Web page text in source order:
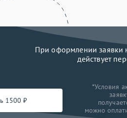
При оформлении заявки
действует
1500 ₽
*Условия
можно